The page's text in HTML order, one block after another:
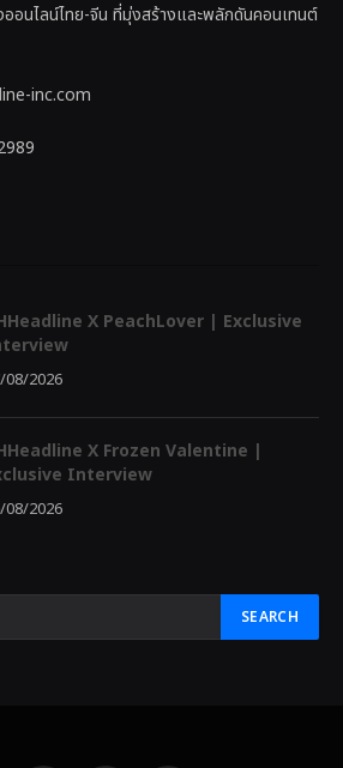
อนไลน์ไทย-จีน ที่มุ่งสร้างและพลักดันคอนเทนต์
inc.com
X PeachLover | Exclusive
08/2026
X Frozen Valentine |
Interview
08/2026